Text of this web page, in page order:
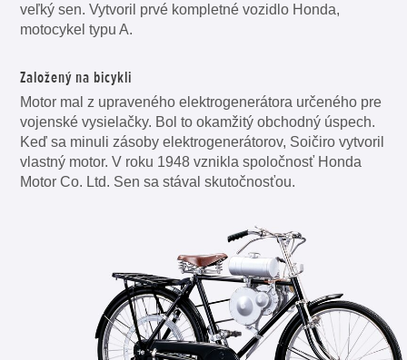
veľký sen. Vytvoril prvé kompletné vozidlo Honda,
motocykel typu A.
Založený na bicykli
Motor mal z upraveného elektrogenerátora určeného pre
vojenské vysielačky. Bol to okamžitý obchodný úspech.
Keď sa minuli zásoby elektrogenerátorov, Soičiro vytvoril
vlastný motor. V roku 1948 vznikla spoločnosť Honda
Motor Co. Ltd. Sen sa stával skutočnosťou.